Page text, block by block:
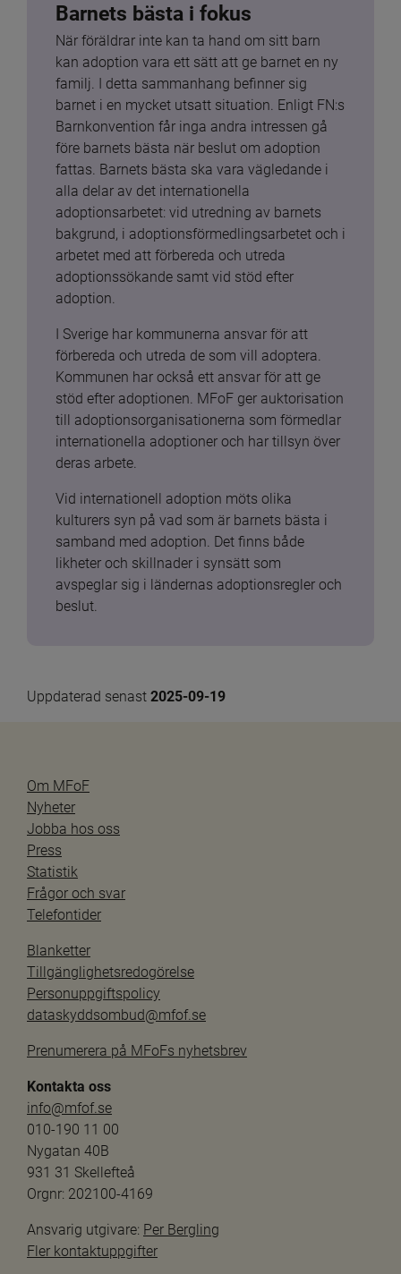
Barnets bästa i fokus
När föräldrar inte kan ta hand om sitt barn
kan adoption vara ett sätt att ge barnet en ny
familj. I detta sammanhang befinner sig
barnet i en mycket utsatt situation. Enligt FN:s
Barnkonvention får inga andra intressen gå
före barnets bästa när beslut om adoption
fattas. Barnets bästa ska vara vägledande i
alla delar av det internationella
adoptionsarbetet: vid utredning av barnets
bakgrund, i adoptionsförmedlingsarbetet och i
arbetet med att förbereda och utreda
adoptionssökande samt vid stöd efter
adoption.
I Sverige har kommunerna ansvar för att
förbereda och utreda de som vill adoptera.
Kommunen har också ett ansvar för att ge
stöd efter adoptionen. MFoF ger auktorisation
till adoptionsorganisationerna som förmedlar
internationella adoptioner och har tillsyn över
deras arbete.
Vid internationell adoption möts olika
kulturers syn på vad som är barnets bästa i
samband med adoption. Det finns både
likheter och skillnader i synsätt som
avspeglar sig i ländernas adoptionsregler och
beslut.
Uppdaterad senast 2025-09-19
Om MFoF
Nyheter
Jobba hos oss
Press
Statistik
Frågor och svar
Telefontider
Blanketter
Tillgänglighetsredogörelse
Personuppgiftspolicy
dataskyddsombud@mfof.se
Prenumerera på MFoFs nyhetsbrev
Kontakta oss
info@mfof.se
010-190 11 00
Nygatan 40B
931 31 Skellefteå
Orgnr: 202100-4169
Ansvarig utgivare: Per Bergling
Fler kontaktuppgifter